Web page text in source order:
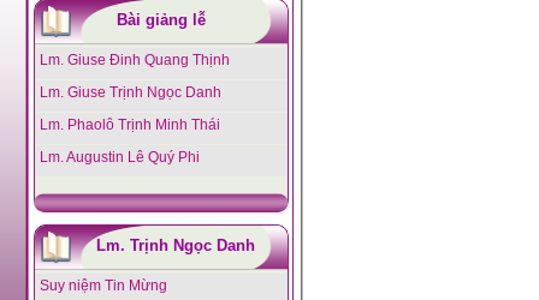
Bài giảng lễ
Lm. Giuse Đinh Quang Thịnh
Lm. Giuse Trịnh Ngọc Danh
Lm. Phaolô Trịnh Minh Thái
Lm. Augustin Lê Quý Phi
Lm. Trịnh Ngọc Danh
Suy niệm Tin Mừng